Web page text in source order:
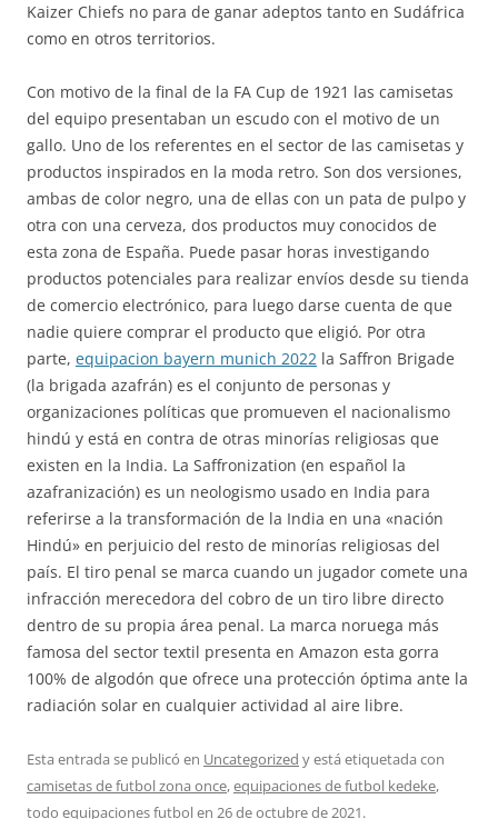
Kaizer Chiefs no para de ganar adeptos tanto en Sudáfrica
como en otros territorios.
Con motivo de la final de la FA Cup de 1921 las camisetas
del equipo presentaban un escudo con el motivo de un
gallo. Uno de los referentes en el sector de las camisetas y
productos inspirados en la moda retro. Son dos versiones,
ambas de color negro, una de ellas con un pata de pulpo y
otra con una cerveza, dos productos muy conocidos de
esta zona de España. Puede pasar horas investigando
productos potenciales para realizar envíos desde su tienda
de comercio electrónico, para luego darse cuenta de que
nadie quiere comprar el producto que eligió. Por otra
parte, equipacion bayern munich 2022 la Saffron Brigade
(la brigada azafrán) es el conjunto de personas y
organizaciones políticas que promueven el nacionalismo
hindú y está en contra de otras minorías religiosas que
existen en la India. La Saffronization (en español la
azafranización) es un neologismo usado en India para
referirse a la transformación de la India en una «nación
Hindú» en perjuicio del resto de minorías religiosas del
país. El tiro penal se marca cuando un jugador comete una
infracción merecedora del cobro de un tiro libre directo
dentro de su propia área penal. La marca noruega más
famosa del sector textil presenta en Amazon esta gorra
100% de algodón que ofrece una protección óptima ante la
radiación solar en cualquier actividad al aire libre.
Esta entrada se publicó en Uncategorized y está etiquetada con
camisetas de futbol zona once,equipaciones de futbol kedeke,
todo equipaciones futbolen 26 de octubre de 2021.